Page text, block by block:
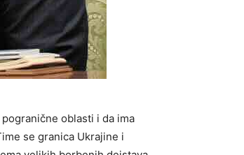
oblasti i da ima
se granica Ukrajine i